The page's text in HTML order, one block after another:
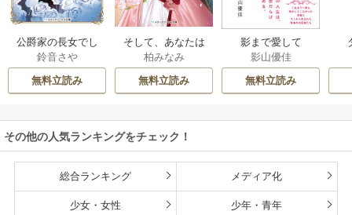
公爵家の長女でし
た
鈴音さや
無料立読み
そして、あなたは
私を捨てる
柏みなみ
無料立読み
影まで愛して
影山優佳
無料立読み
その他の人気ランキングをチェック！
総合ランキング メディア化
少女・女性 少年・青年